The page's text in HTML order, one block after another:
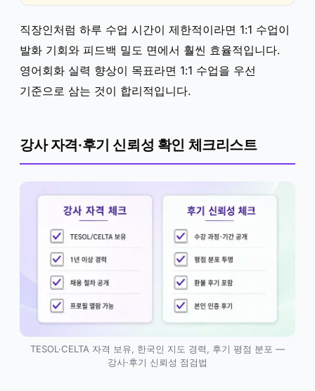
직장인처럼 하루 수업 시간이 제한적이라면 1:1 수업이
발화 기회와 피드백 밀도 면에서 훨씬 효율적입니다.
영어회화 실력 향상이 목표라면 1:1 수업을 우선
기준으로 삼는 것이 합리적입니다.
강사 자격·후기 신뢰성 확인 체크리스트
TESOL·CELTA 자격 보유, 한국인 지도 경력, 후기 평점 분포 —
강사·후기 신뢰성 점검법